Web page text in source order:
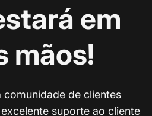
em
mãos!
comunidade de clientes
suporte ao cliente